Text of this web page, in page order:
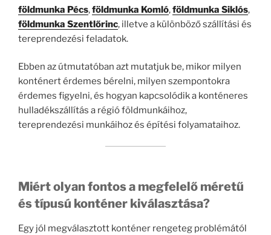
földmunka Pécs,földmunka Komló,földmunka Siklós,
földmunka Szentlőrinc, illetve a különböző szállítási és
tereprendezési feladatok.
Ebben az útmutatóban azt mutatjuk be, mikor milyen
konténert érdemes bérelni, milyen szempontokra
érdemes figyelni, és hogyan kapcsolódik a konténeres
hulladékszállítás a régió földmunkáihoz,
tereprendezési munkáihoz és építési folyamataihoz.
Miért olyan fontos a megfelelő méretű
és típusú konténer kiválasztása?
Egy jól megválasztott konténer rengeteg problémától